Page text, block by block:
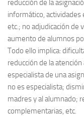
reducción de la
informático,
etc.; no adjudicación de
aumento de alumnos
Todo ello implica:
reducción de la
especialista de una
no es especialista;
madres y al alumnado;
complementarias, etc.